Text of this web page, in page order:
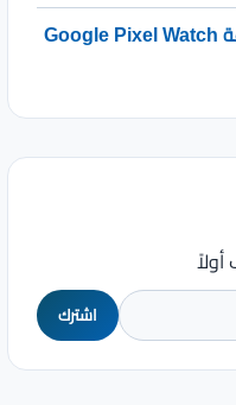
تسريب جديد يكشف أهم مزايا ساعة Google Pixel Watch
اشترك